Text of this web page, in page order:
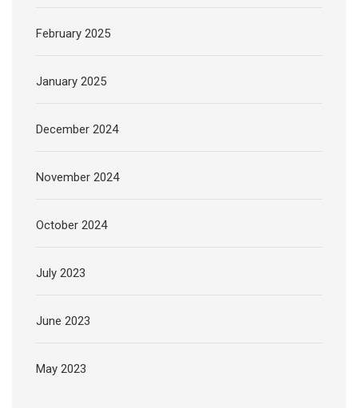
February 2025
January 2025
December 2024
November 2024
October 2024
July 2023
June 2023
May 2023